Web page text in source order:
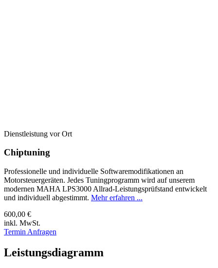
Dienstleistung vor Ort
Chiptuning
Professionelle und individuelle Softwaremodifikationen an
Motorsteuergeräten. Jedes Tuningprogramm wird auf unserem
modernen MAHA LPS3000 Allrad-Leistungsprüfstand entwickelt
und individuell abgestimmt. Mehr erfahren ...
600,00 €
inkl. MwSt.
Termin Anfragen
Leistungsdiagramm